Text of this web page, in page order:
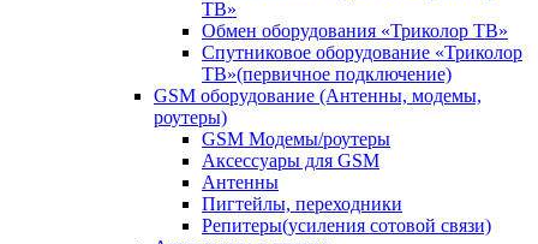
ТВ»
Обмен оборудования «Триколор ТВ»
Спутниковое оборудование «Триколор
ТВ»(первичное подключение)
GSM оборудование (Антенны, модемы,
роутеры)
GSM Модемы/роутеры
Аксессуары для GSM
Антенны
Пигтейлы, переходники
Репитеры(усиления сотовой связи)